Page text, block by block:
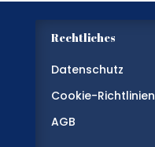
Rechtliches
Datenschutz
Cookie-Richtlinien
AGB